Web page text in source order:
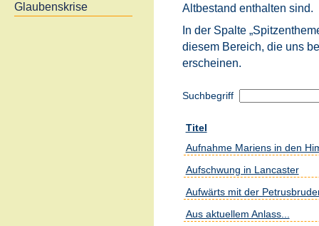
Glaubenskrise
Altbestand enthalten sind.
In der Spalte
diesem Bereich, die uns
erscheinen.
Suchbegriff
Titel
Aufnahme Mariens in den
Aufschwung in Lancaster
Aufwärts mit der
Aus aktuellem Anlass...